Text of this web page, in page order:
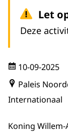
Let
Deze
10-09-2025
Paleis
Internationaal
Koning